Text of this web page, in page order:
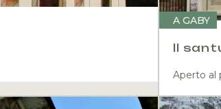
A GABY
Il
Aperto al